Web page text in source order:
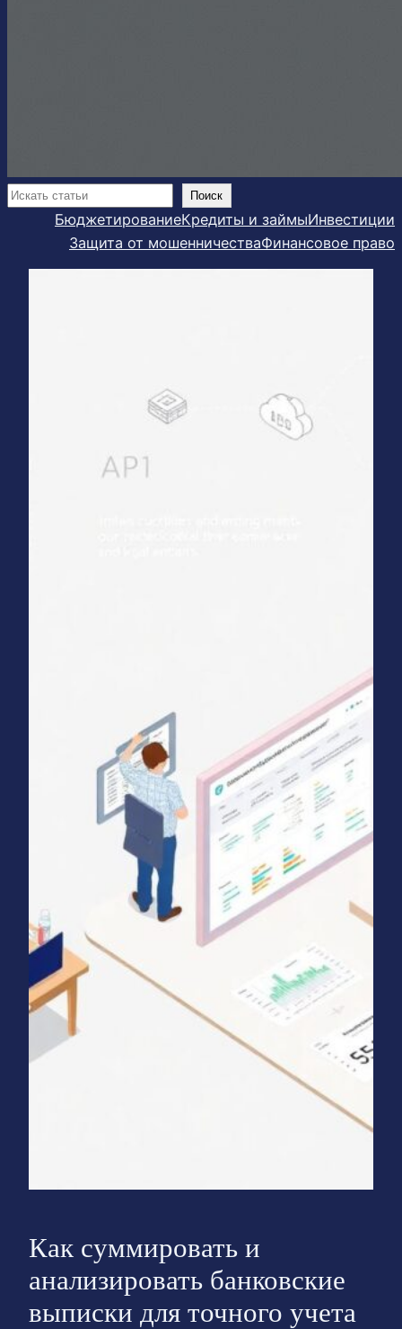
Поиск Поиск
БюджетированиеКредиты и займыИнвестиции
Защита от мошенничестваФинансовое право
Как суммировать и
анализировать банковские
выписки для точного учета